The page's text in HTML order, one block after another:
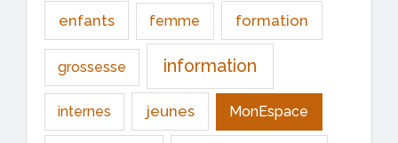
enfants femme formation
grossesse information
internes jeunes MonEspace